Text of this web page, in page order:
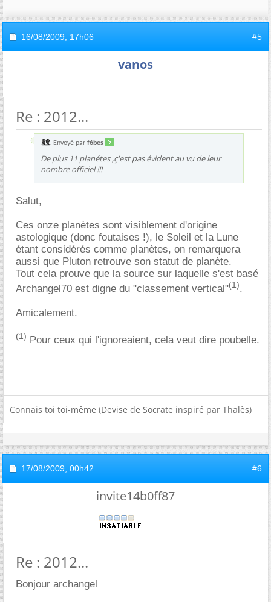
16/08/2009, 17h06 #5
vanos
Re : 2012...
Envoyé par f6bes
De plus 11 planétes ,ç'est pas évident au vu de leur
nombre officiel !!!
Salut,
Ces onze planètes sont visiblement d'origine
astologique (donc foutaises !), le Soleil et la Lune
étant considérés comme planètes, on remarquera
aussi que Pluton retrouve son statut de planète.
Tout cela prouve que la source sur laquelle s'est basé
Archangel70 est digne du "classement vertical"(1).
Amicalement.
(1) Pour ceux qui l'ignoreaient, cela veut dire poubelle.
Connais toi toi-même (Devise de Socrate inspiré par Thalès)
17/08/2009, 00h42 #6
invite14b0ff87
Re : 2012...
Bonjour archangel